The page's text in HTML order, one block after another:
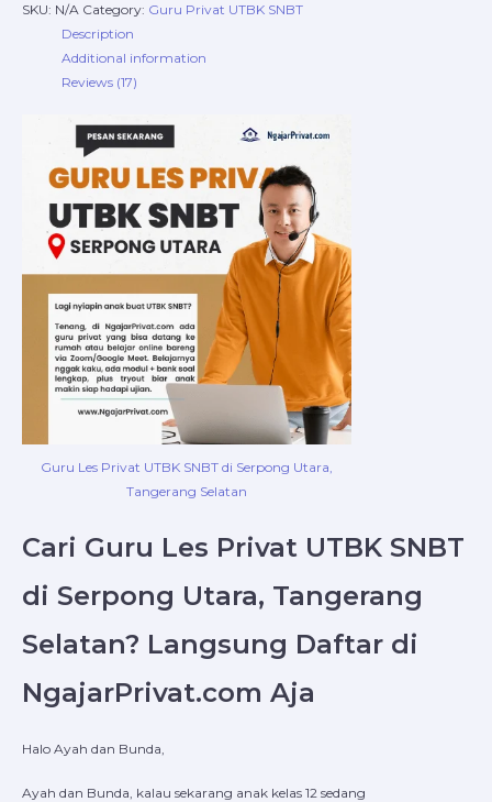
SKU: N/A Category: Guru Privat UTBK SNBT
Description
Additional information
Reviews (17)
Guru Les Privat UTBK SNBT di Serpong Utara,
Tangerang Selatan
Cari Guru Les Privat UTBK SNBT
di Serpong Utara, Tangerang
Selatan? Langsung Daftar di
NgajarPrivat.com Aja
Halo Ayah dan Bunda,
Ayah dan Bunda, kalau sekarang anak kelas 12 sedang